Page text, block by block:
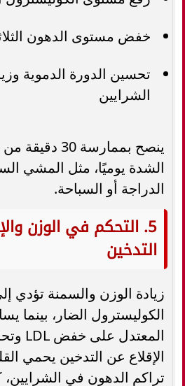
خفض مستوى الدهون
تحسين الدورة الدموية
الشرايين
ينصح بممارسة
الشدة يوميًا، مثل المشي
الدراجة أو السباحة.
5. التحكم في الوزن
التدخين
زيادة الوزن والسمنة تؤدي
الكوليسترول الضار، بينما
المعتدل على خفض LDL وتحسين HDL.
الإقلاع عن التدخين يحمي
تراكم الدهون في الشرايين،